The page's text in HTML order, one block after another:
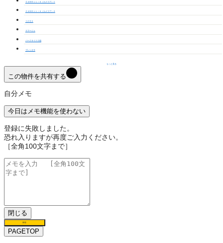
ＣＡＭＥＬＬｉＡ（カメリア）１
ＣＡＭＥＬＬｉＡ（カメリア）２
コスモⅡ
ラマージュ
パークサイド小池
プレシオサ
もっと見る
この物件を共有する
自分メモ
今日はメモ機能を使わない
登録に失敗しました。
恐れ入りますが再度ご入力ください。
［全角100文字まで］
閉じる
保存
PAGETOP